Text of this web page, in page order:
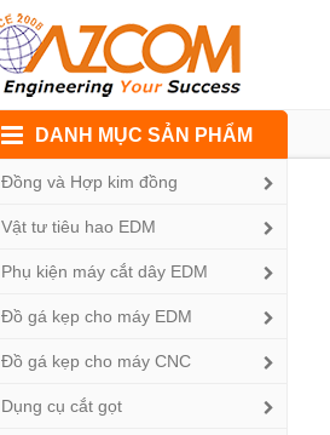
DANH MỤC SẢN PHẨM
Đồng và Hợp kim đồng
Vật tư tiêu hao EDM
Phụ kiện máy cắt dây EDM
Đồ gá kẹp cho máy EDM
Đồ gá kẹp cho máy CNC
Dụng cụ cắt gọt